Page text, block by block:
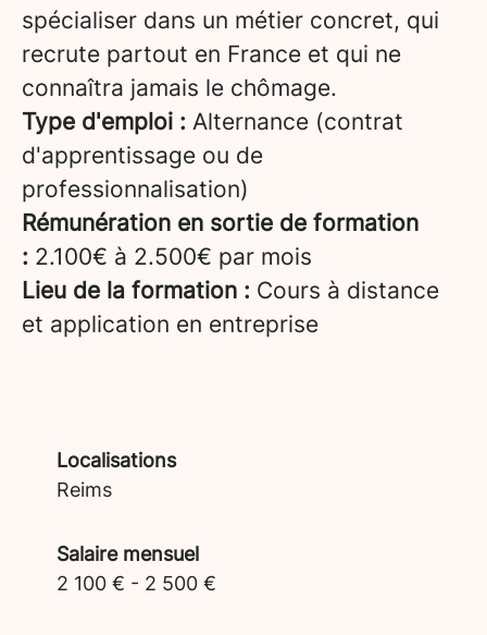
spécialiser dans un métier concret, qui
recrute partout en France et qui ne
connaîtra jamais le chômage.
Type d'emploi : Alternance (contrat
d'apprentissage ou de
professionnalisation)
Rémunération en sortie de formation
: 2.100€ à 2.500€ par mois
Lieu de la formation : Cours à distance
et application en entreprise
Localisations
Reims
Salaire mensuel
2 100 € - 2 500 €